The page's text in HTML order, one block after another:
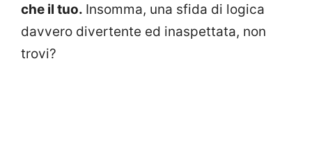
che il tuo. Insomma, una sfida di logica
davvero divertente ed inaspettata, non
trovi?